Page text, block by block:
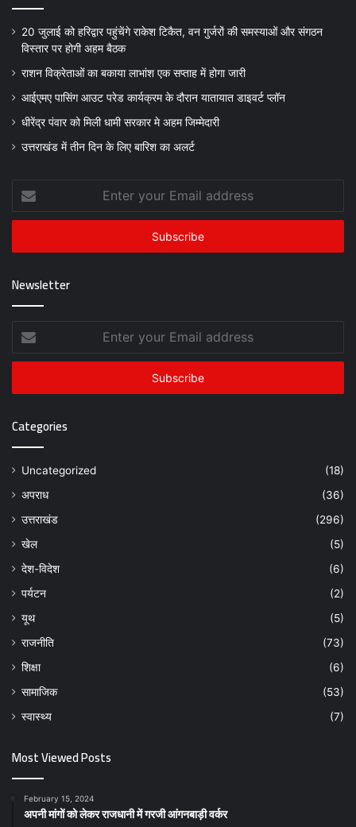
20 जुलाई को हरिद्वार पहुंचेंगे राकेश टिकैत, वन गुर्जरों की समस्याओं और संगठन
विस्तार पर होगी अहम बैठक
राशन विक्रेताओं का बकाया लाभांश एक सप्ताह में होगा जारी
आईएमए पासिंग आउट परेड कार्यक्रम के दौरान यातायात डाइवर्ट प्लॉन
धीरेंद्र पंवार को मिली धामी सरकार मे अहम जिम्मेदारी
उत्तराखंड में तीन दिन के लिए बारिश का अलर्ट
your
Email
Newsletter
your
Email
Categories
Uncategorized
(18)
अपराध
(36)
उत्तराखंड
(296)
खेल
(5)
देश-विदेश
(6)
पर्यटन
(2)
यूथ
(5)
राजनीति
(73)
शिक्षा
(6)
सामाजिक
(53)
स्वास्थ्य
(7)
Most Viewed Posts
February 15, 2024
अपनी मांगों को लेकर राजधानी में गरजी आंगनबाड़ी वर्कर